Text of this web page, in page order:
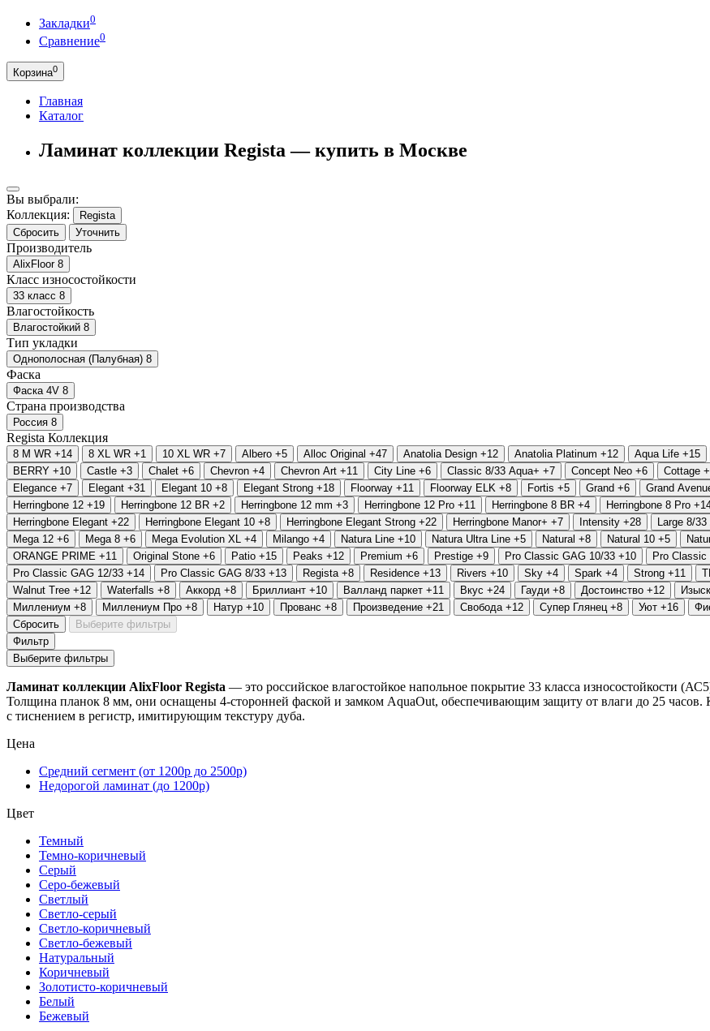
Закладки0
Сравнение0
Корзина0
Главная
Каталог
Ламинат коллекции Regista — купить в Москве
Вы выбрали:
Коллекция:
Regista
Сбросить
Уточнить
Производитель
AlixFloor 8
Класс износостойкости
33 класс 8
Влагостойкость
Влагостойкий 8
Тип укладки
Однополосная (Палубная) 8
Фаска
Фаска 4V 8
Страна производства
Россия 8
Regista Коллекция
8 M WR +14 8 XL WR +1 10 XL WR +7 Albero +5 Alloc Original +47 Anatolia Design +12 Anatolia Platinum +12 Aqua Life +15
BERRY +10 Castle +3 Chalet +6 Chevron +4 Chevron Art +11 City Line +6 Classic 8/33 Aqua+ +7 Concept Neo +6 Cottage
Elegance +7 Elegant +31 Elegant 10 +8 Elegant Strong +18 Floorway +11 Floorway ELK +8 Fortis +5 Grand +6 Grand
Herringbone 12 +19 Herringbone 12 BR +2 Herringbone 12 mm +3 Herringbone 12 Pro +11 Herringbone 8 BR +4 Herringbone 8 Pro
Herringbone Elegant +22 Herringbone Elegant 10 +8 Herringbone Elegant Strong +22 Herringbone Manor+ +7 Intensity +28 Large 8/
Mega 12 +6 Mega 8 +6 Mega Evolution XL +4 Milango +4 Natura Line +10 Natura Ultra Line +5 Natural +8 Natural 10 +5
ORANGE PRIME +11 Original Stone +6 Patio +15 Peaks +12 Premium +6 Prestige +9 Pro Classic GAG 10/33 +10 Pro
Prо Classic GAG 12/33 +14 Prо Classic GAG 8/33 +13 Regista +8 Residence +13 Rivers +10 Sky +4 Spark +4 Strong +11
Walnut Tree +12 Waterfalls +8 Аккорд +8 Бриллиант +10 Валланд паркет +11 Вкус +24 Гауди +8 Достоинство +12
Миллениум +8 Миллениум Про +8 Натур +10 Прованс +8 Произведение +21 Свобода +12 Супер Глянец +8 Уют +16
Сбросить
Выберите фильтры
Фильтр
Выберите фильтры
Ламинат коллекции AlixFloor Regista — это российское влагостойкое напольное покрытие 33 класса износостойкости
Толщина планок 8 мм, они оснащены 4-сторонней фаской и замком AquaOut, обеспечивающим защиту от влаги до 25 часов.
с тиснением в регистр, имитирующим текстуру дуба.
Цена
Средний сегмент (от 1200р до 2500р)
Недорогой ламинат (до 1200р)
Цвет
Темный
Темно-коричневый
Серый
Серо-бежевый
Светлый
Светло-серый
Светло-коричневый
Светло-бежевый
Натуральный
Коричневый
Золотисто-коричневый
Белый
Бежевый